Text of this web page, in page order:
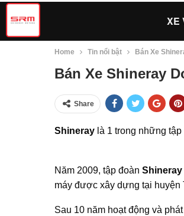
XE
Home Tin nổi bật Bán Xe
Bán Xe Shineray
Share
Shineray là 1 trong những
Năm 2009, tập đoàn Shineray
máy được xây dựng tại huyện
Sau 10 năm hoạt động và